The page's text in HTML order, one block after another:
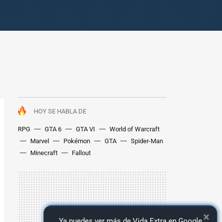
HOY SE HABLA DE
RPG GTA 6 GTA VI
World of Warcraft
Marvel
Pokémon GTA
Spider-Man
Minecraft
Fallout
×